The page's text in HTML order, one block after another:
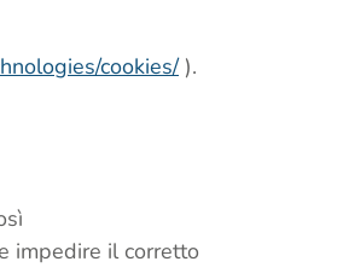
cookies/).
impedire il corretto